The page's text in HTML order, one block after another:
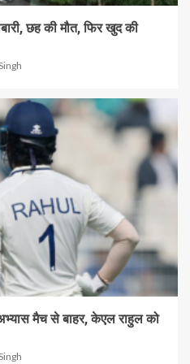
छह की मौत, फिर खुद की
मैच से बाहर, केएल राहुल को